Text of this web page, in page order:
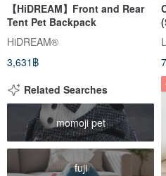
【HiDREAM】Front and Rear
Tent Pet Backpack
HiDREAM®
3,631฿
Related Searches
momoji pet
fuji